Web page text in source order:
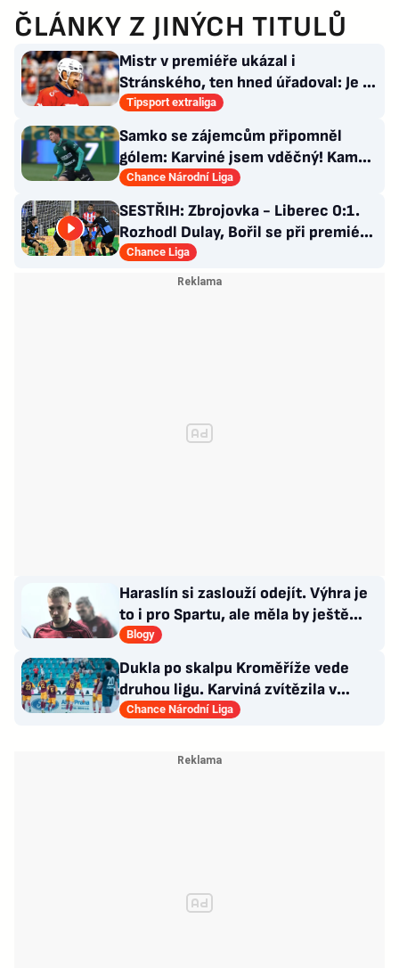
ČLÁNKY Z JINÝCH TITULŮ
Mistr v premiéře ukázal i
Stránského, ten hned úřadoval: Je to
pro mě úplně nové…
Tipsport extraliga
Samko se zájemcům připomněl
gólem: Karviné jsem vděčný! Kam
může odejít Štorman?
Chance Národní Liga
SESTŘIH: Zbrojovka - Liberec 0:1.
Rozhodl Dulay, Bořil se při premiéře
za Slovan zranil
Chance Liga
Haraslín si zaslouží odejít. Výhra je
to i pro Spartu, ale měla by ještě
zareagovat
Blogy
Dukla po skalpu Kroměříže vede
druhou ligu. Karviná zvítězila v
Prostějově, remíza Ústí
Chance Národní Liga